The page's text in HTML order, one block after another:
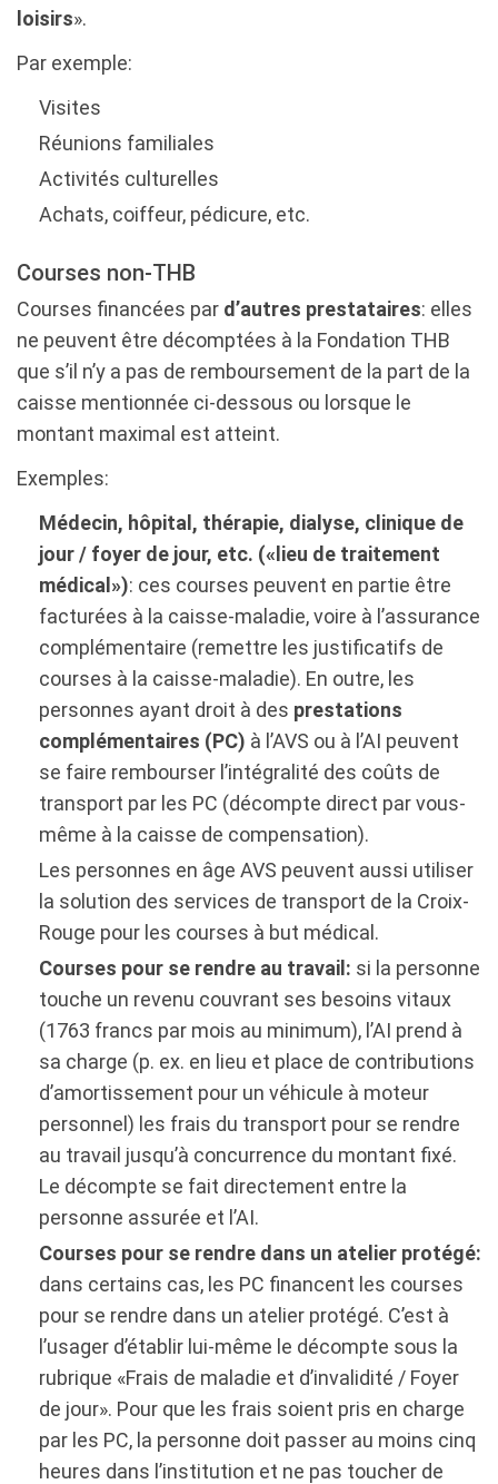
loisirs».
Par exemple:
Visites
Réunions familiales
Activités culturelles
Achats, coiffeur, pédicure, etc.
Courses non-THB
Courses financées par d’autres prestataires: elles
ne peuvent être décomptées à la Fondation THB
que s’il n’y a pas de remboursement de la part de la
caisse mentionnée ci-dessous ou lorsque le
montant maximal est atteint.
Exemples:
Médecin, hôpital, thérapie, dialyse, clinique de
jour / foyer de jour, etc. («lieu de traitement
médical»): ces courses peuvent en partie être
facturées à la caisse-maladie, voire à l’assurance
complémentaire (remettre les justificatifs de
courses à la caisse-maladie). En outre, les
personnes ayant droit à des prestations
complémentaires (PC) à l’AVS ou à l’AI peuvent
se faire rembourser l’intégralité des coûts de
transport par les PC (décompte direct par vous-
même à la caisse de compensation).
Les personnes en âge AVS peuvent aussi utiliser
la solution des services de transport de la Croix-
Rouge pour les courses à but médical.
Courses pour se rendre au travail: si la personne
touche un revenu couvrant ses besoins vitaux
(1763 francs par mois au minimum), l’AI prend à
sa charge (p. ex. en lieu et place de contributions
d’amortissement pour un véhicule à moteur
personnel) les frais du transport pour se rendre
au travail jusqu’à concurrence du montant fixé.
Le décompte se fait directement entre la
personne assurée et l’AI.
Courses pour se rendre dans un atelier protégé:
dans certains cas, les PC financent les courses
pour se rendre dans un atelier protégé. C’est à
l’usager d’établir lui-même le décompte sous la
rubrique «Frais de maladie et d’invalidité / Foyer
de jour». Pour que les frais soient pris en charge
par les PC, la personne doit passer au moins cinq
heures dans l’institution et ne pas toucher de